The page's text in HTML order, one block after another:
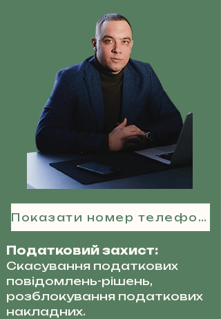
Показати номер телефону
Податковий захист:
Скасування податкових
повідомлень-рішень,
розблокування податкових
накладних.